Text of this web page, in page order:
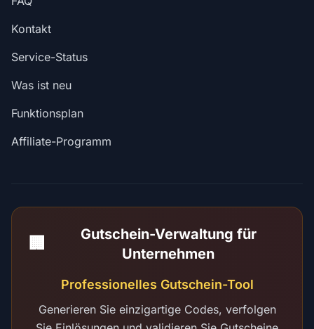
Kontakt
Service-Status
Was ist neu
Funktionsplan
Affiliate-Programm
🏢
Gutschein-Verwaltung für
Unternehmen
Professionelles Gutschein-Tool
Generieren Sie einzigartige Codes, verfolgen